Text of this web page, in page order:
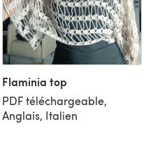
Flaminia top
PDF téléchargeable,
Anglais, Italien